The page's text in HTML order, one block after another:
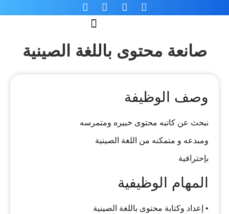
صانعة محتوى باللغة الصينية
وصف الوظيفة
نبحث عن كاتبه محتوى خبيره ومتمرسه
ومبدعه و متمكنه من اللغة الصينية
بإحترافية
المهام الوظيفية
• إعداد وكتابة محتوى باللغة الصينية